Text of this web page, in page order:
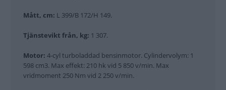
Mått, cm: L 399/B 172/H 149.
Tjänstevikt från, kg: 1 307.
Motor: 4-cyl turboladdad bensinmotor. Cylindervolym: 1
598 cm3. Max effekt: 210 hk vid 5 850 v/min. Max
vridmoment 250 Nm vid 2 250 v/min.